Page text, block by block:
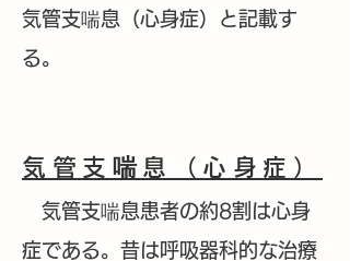
気管支喘息（心身症）と記載す
る。
気管支喘息（心身症）
気管支喘息患者の約8割は心身
症である。昔は呼吸器科的な治療